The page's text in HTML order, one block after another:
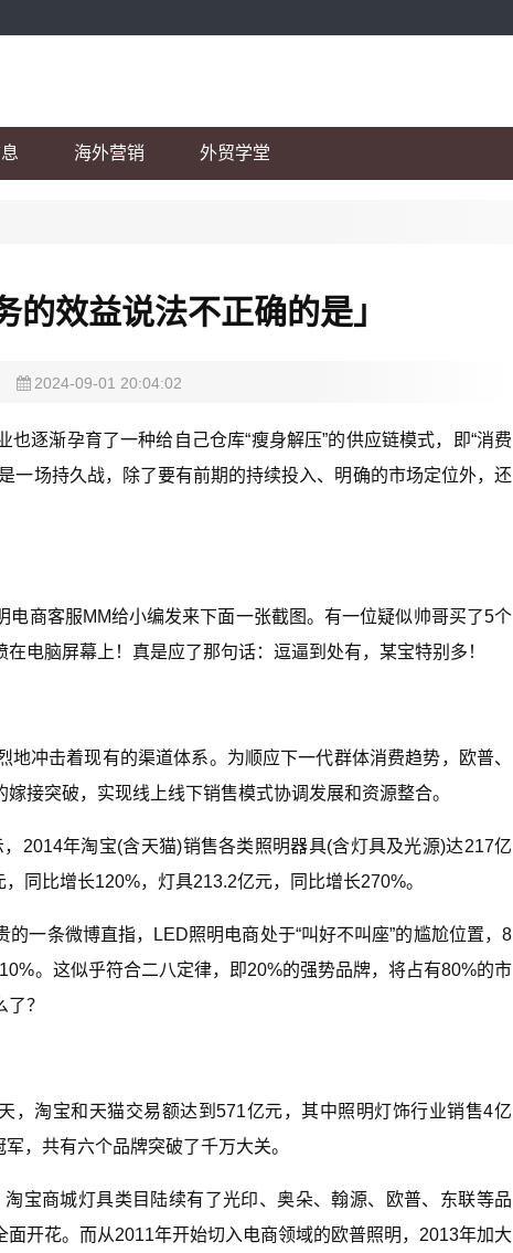
海外营销 外贸学堂
效益说法不正确的是」
2024-09-01 20:04:02
逐渐孕育了一种给自己仓库“瘦身解压”的供应链模式，即“消费
一场持久战，除了要有前期的持续投入、明确的市场定位外，还
商客服MM给小编发来下面一张截图。有一位疑似帅哥买了5个
电脑屏幕上！真是应了那句话：逗逼到处有，某宝特别多！
冲击着现有的渠道体系。为顺应下一代群体消费趋势，欧普、
接突破，实现线上线下销售模式协调发展和资源整合。
2014年淘宝(含天猫)销售各类照明器具(含灯具及光源)达217亿
同比增长120%，灯具213.2亿元，同比增长270%。
一条微博直指，LED照明电商处于“叫好不叫座”的尴尬位置，8
。这似乎符合二八定律，即20%的强势品牌，将占有80%的市
？
，淘宝和天猫交易额达到571亿元，其中照明灯饰行业销售4亿
，共有六个品牌突破了千万大关。
宝商城灯具类目陆续有了光印、奥朵、翰源、欧普、东联等品
开花。而从2011年开始切入电商领域的欧普照明，2013年加大